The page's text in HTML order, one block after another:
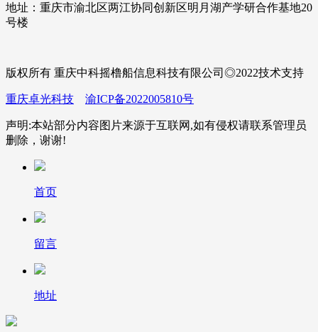
地址：重庆市渝北区两江协同创新区明月湖产学研合作基地20
号楼
版权所有 重庆中科摇橹船信息科技有限公司◎2022技术支持
重庆卓光科技 渝ICP备2022005810号
声明:本站部分内容图片来源于互联网,如有侵权请联系管理员
删除，谢谢!
首页
留言
地址